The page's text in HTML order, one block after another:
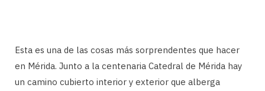
Esta es una de las cosas más sorprendentes que hacer
en Mérida. Junto a la centenaria Catedral de Mérida hay
un camino cubierto interior y exterior que alberga